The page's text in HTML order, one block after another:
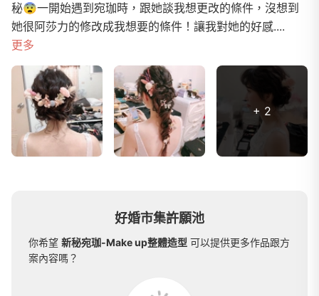
好婚市集許願池
你希望 新秘宛珈-Make up整體造型 可以提供更多作品跟方
案內容嗎？
秘😨一開始遇到宛珈時，跟她談我想更改的條件，沒想到
她很阿莎力的修改成我想要的條件！讓我對她的好感....
更多
+ 2